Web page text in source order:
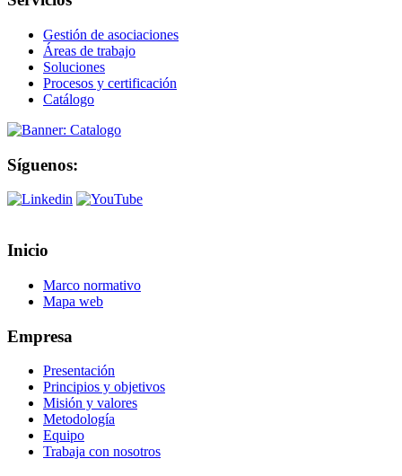
Gestión de asociaciones
Áreas de trabajo
Soluciones
Procesos y certificación
Catálogo
Síguenos:
Inicio
Marco normativo
Mapa web
Empresa
Presentación
Principios y objetivos
Misión y valores
Metodología
Equipo
Trabaja con nosotros